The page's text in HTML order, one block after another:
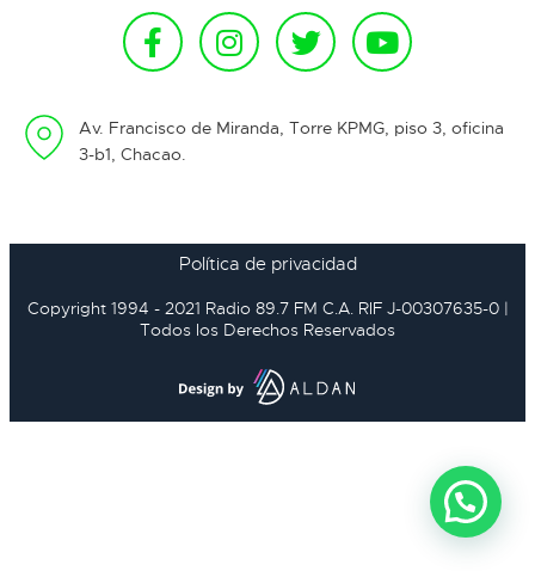
Av. Francisco de Miranda, Torre KPMG, piso 3, oficina
3-b1, Chacao.
Política de privacidad
Copyright 1994 - 2021 Radio 89.7 FM C.A. RIF J-00307635-0 |
Todos los Derechos Reservados